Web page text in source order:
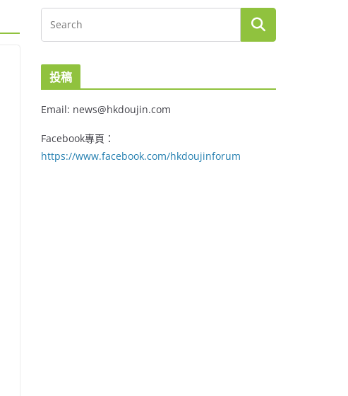
投稿
Email: news@hkdoujin.com
Facebook專頁：
https://www.facebook.com/hkdoujinforum